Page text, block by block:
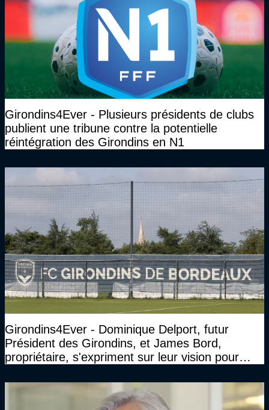
Girondins4Ever - Plusieurs présidents de clubs
publient une tribune contre la potentielle
réintégration des Girondins en N1
Girondins4Ever - Dominique Delport, futur
Président des Girondins, et James Bord,
propriétaire, s'expriment sur leur vision pour